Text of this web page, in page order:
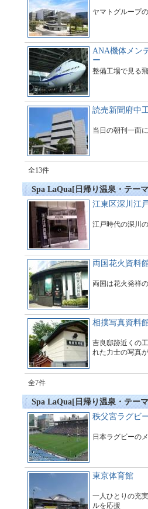
ヤマトグループ
ANA機体メン
ー
整備工場で見る
読売新聞府中
当日の朝刊一面
全13件
Spa LaQua[日帰り温泉・テー
江東区深川江
江戸時代の深川
両国花火資料
両国は花火発祥
相撲写真資料
吉良邸跡近くの
れた力士の写真
全7件
Spa LaQua[日帰り温泉・テー
秩父宮ラグビ
日本ラグビーの
東京体育館
一人ひとりの充
ルを応援